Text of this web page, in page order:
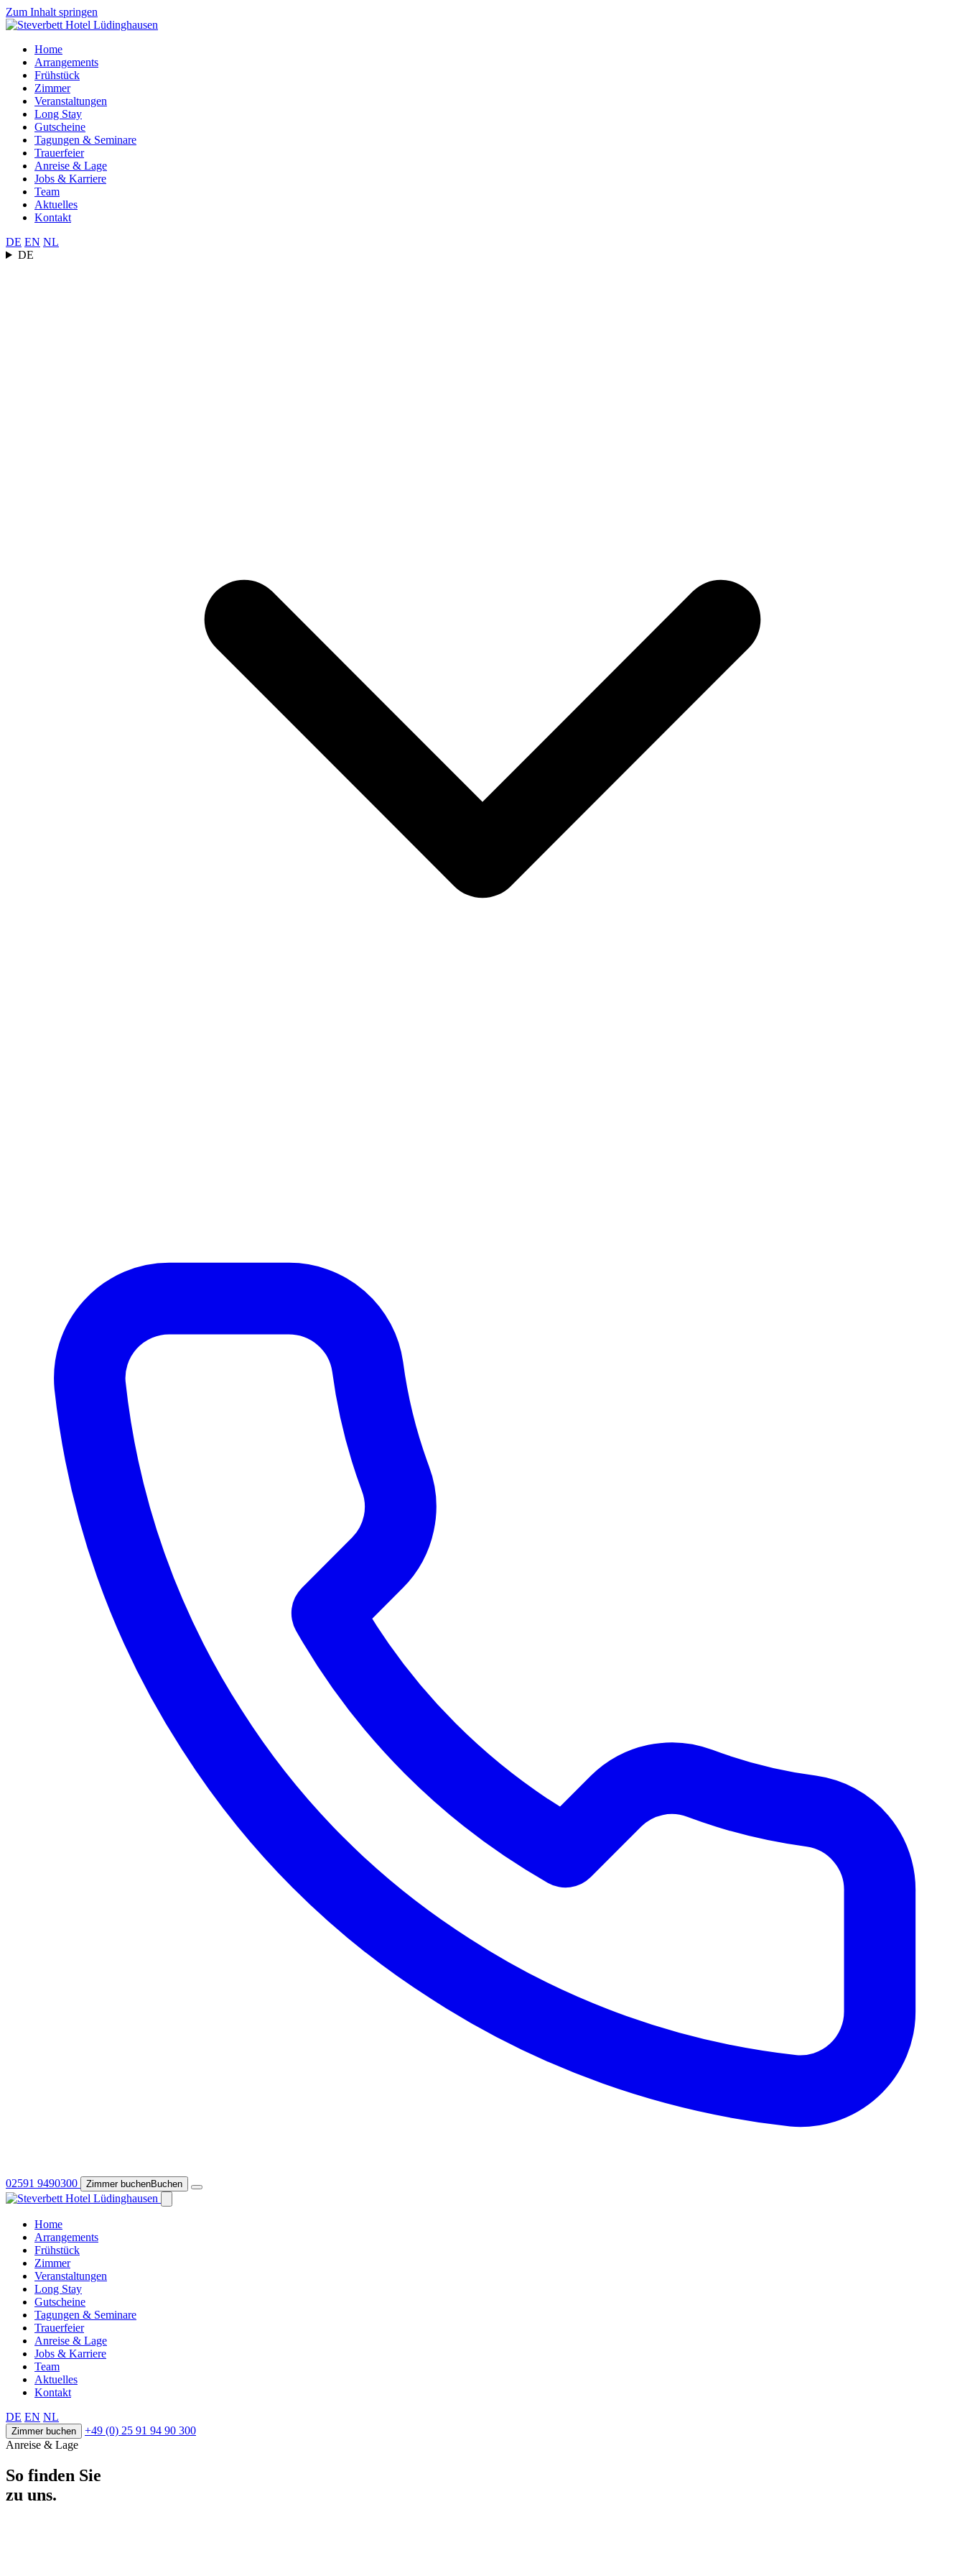
Zum Inhalt springen
Home
Arrangements
Frühstück
Zimmer
Veranstaltungen
Long Stay
Gutscheine
Tagungen & Seminare
Trauerfeier
Anreise & Lage
Jobs & Karriere
Team
Aktuelles
Kontakt
DE EN NL
DE
02591 9490300 Zimmer buchenBuchen
Home
Arrangements
Frühstück
Zimmer
Veranstaltungen
Long Stay
Gutscheine
Tagungen & Seminare
Trauerfeier
Anreise & Lage
Jobs & Karriere
Team
Aktuelles
Kontakt
DE EN NL
Zimmer buchen
+49 (0) 25 91 94 90 300
Anreise & Lage
So finden Sie
zu uns.